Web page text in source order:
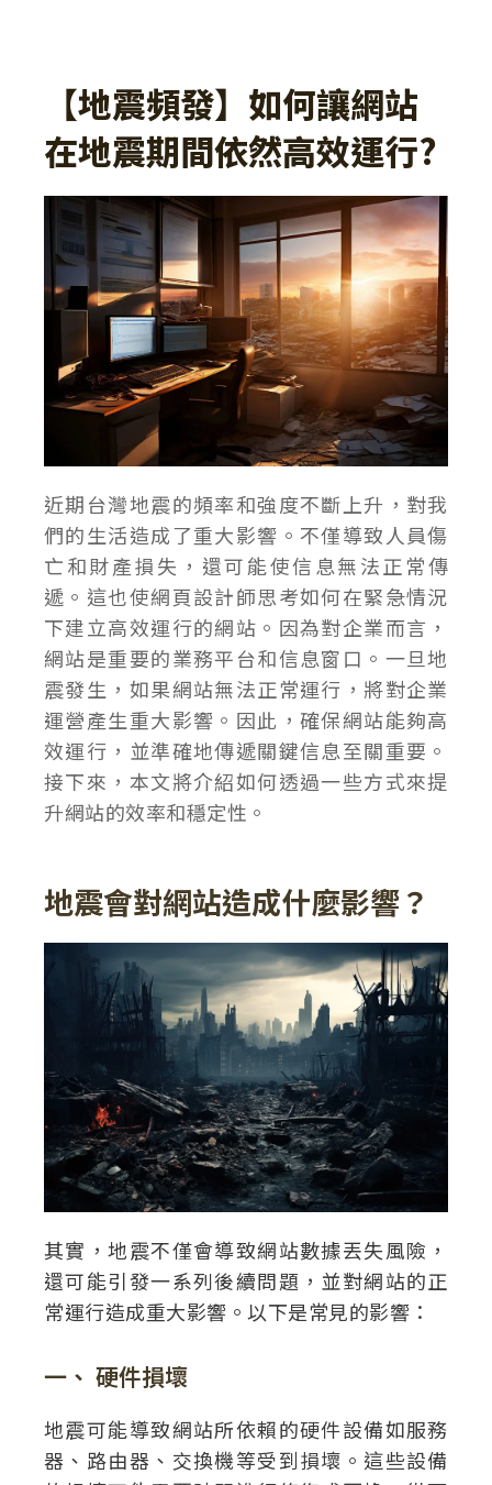
【地震頻發】如何讓網站
在地震期間依然高效運行?
近期台灣地震的頻率和強度不斷上升，對我
們的生活造成了重大影響。不僅導致人員傷
亡和財產損失，還可能使信息無法正常傳
遞。這也使網頁設計師思考如何在緊急情況
下建立高效運行的網站。因為對企業而言，
網站是重要的業務平台和信息窗口。一旦地
震發生，如果網站無法正常運行，將對企業
運營產生重大影響。因此，確保網站能夠高
效運行，並準確地傳遞關鍵信息至關重要。
接下來，本文將介紹如何透過一些方式來提
升網站的效率和穩定性。
地震會對網站造成什麼影響？
其實，地震不僅會導致網站數據丟失風險，
還可能引發一系列後續問題，並對網站的正
常運行造成重大影響。以下是常見的影響：
一、 硬件損壞
地震可能導致網站所依賴的硬件設備如服務
器、路由器、交換機等受到損壞。這些設備